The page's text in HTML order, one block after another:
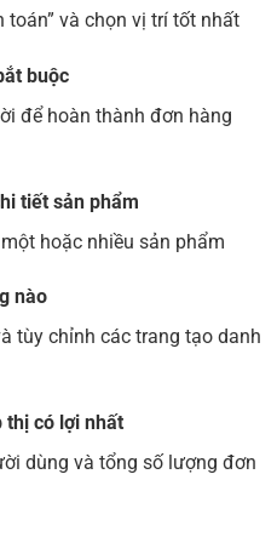
và chọn vị trí tốt nhất
buộc
để hoàn thành đơn hàng
tiết sản phẩm
hoặc nhiều sản phẩm
nào
tùy chỉnh các trang tạo danh
thị có lợi nhất
dùng và tổng số lượng đơn